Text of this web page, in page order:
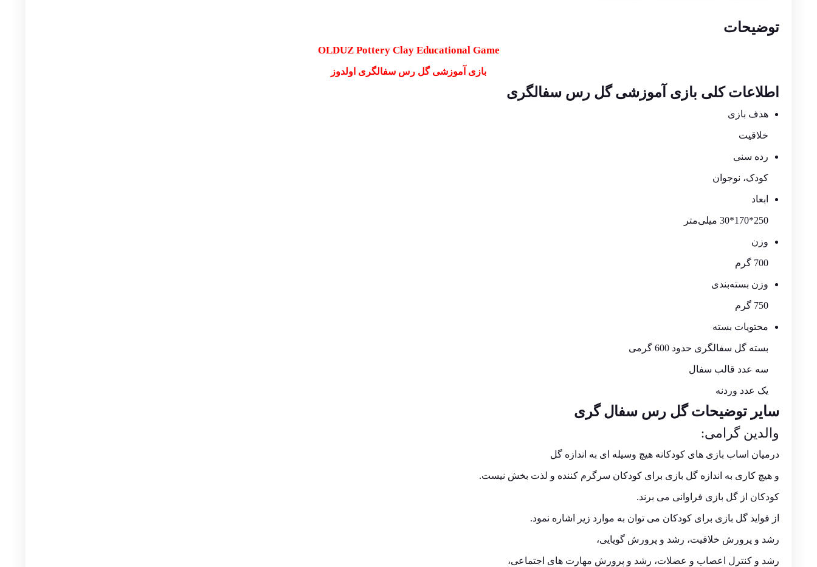
توضیحات
OLDUZ Pottery Clay Educational Game
بازی آموزشی گل رس سفالگری اولدوز
اطلاعات کلی بازی آموزشی گل رس سفالگری
هدف بازی
خلاقیت
رده سنی
کودک، نوجوان
ابعاد
250*170*30 میلی‌متر
وزن
700 گرم
وزن بسته‌بندی
750 گرم
محتویات بسته
بسته گل سفالگری حدود 600 گرمی
سه عدد قالب سفال
یک عدد وردنه
سایر توضیحات گل رس سفال گری
والدین گرامی:
درمیان اساب بازی های کودکانه هیچ وسیله ای به اندازه گل
و هیچ کاری به اندازه گل بازی برای کودکان سرگرم کننده و لذت بخش نیست.
کودکان از گل بازی فراوانی می برند.
از فواید گل بازی برای کودکان می توان به موارد زیر اشاره نمود.
رشد و پرورش خلاقیت، رشد و پرورش گویایی،
رشد و کنترل اعصاب و عضلات، رشد و پرورش مهارت های اجتماعی،